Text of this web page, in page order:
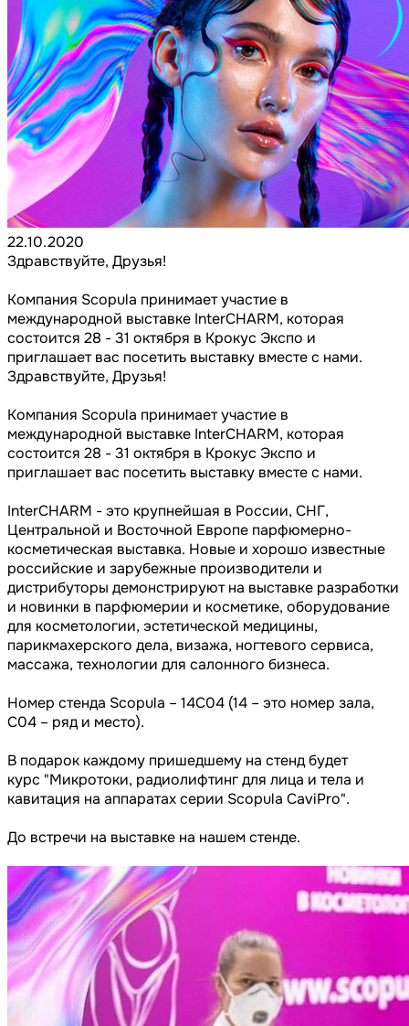
22.10.2020
Здравствуйте, Друзья!
Компания Scopula принимает участие в
международной выставке InterCHARM, которая
состоится 28 - 31 октября в Крокус Экспо и
приглашает вас посетить выставку вместе с нами.
Здравствуйте, Друзья!
Компания Scopula принимает участие в
международной выставке InterCHARM, которая
состоится 28 - 31 октября в Крокус Экспо и
приглашает вас посетить выставку вместе с нами.
InterCHARM - это крупнейшая в России, СНГ,
Центральной и Восточной Европе парфюмерно-
косметическая выставка. Новые и хорошо известные
российские и зарубежные производители и
дистрибуторы демонстрируют на выставке разработки
и новинки в парфюмерии и косметике, оборудование
для косметологии, эстетической медицины,
парикмахерского дела, визажа, ногтевого сервиса,
массажа, технологии для салонного бизнеса.
Номер стенда Scopula – 14C04 (14 – это номер зала,
C04 – ряд и место).
В подарок каждому пришедшему на стенд будет
курс "Микротоки, радиолифтинг для лица и тела и
кавитация на аппаратах серии Scopula CaviPro".
До встречи на выставке на нашем стенде.